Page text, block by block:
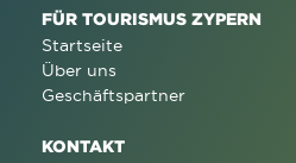
FÜR TOURISMUS ZYPERN
Startseite
Über uns
Geschäftspartner
KONTAKT